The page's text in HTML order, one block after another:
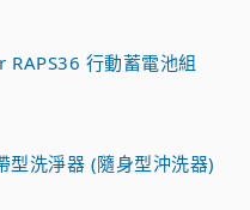
RAPS36 行動蓄電池組
型洗淨器 (隨身型沖洗器)